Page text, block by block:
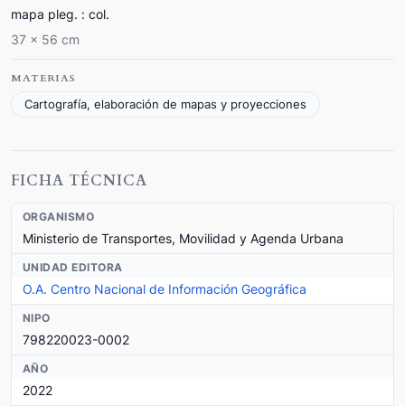
mapa pleg. : col.
37 x 56 cm
MATERIAS
Cartografía, elaboración de mapas y proyecciones
FICHA TÉCNICA
ORGANISMO
Ministerio de Transportes, Movilidad y Agenda Urbana
UNIDAD EDITORA
O.A. Centro Nacional de Información Geográfica
NIPO
798220023-0002
AÑO
2022